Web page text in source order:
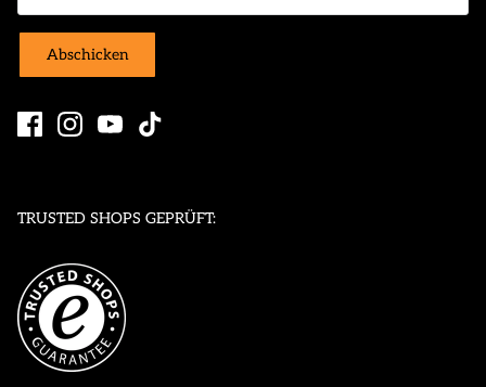
Abschicken
TRUSTED SHOPS GEPRÜFT: